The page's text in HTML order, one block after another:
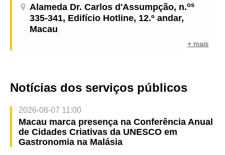
Alameda Dr. Carlos d'Assumpção, n.os
335-341, Edifício Hotline, 12.º andar,
Macau
+ mais
Notícias dos serviços públicos
2026-08-07 11:00
Macau marca presença na Conferência Anual
de Cidades Criativas da UNESCO em
Gastronomia na Malásia